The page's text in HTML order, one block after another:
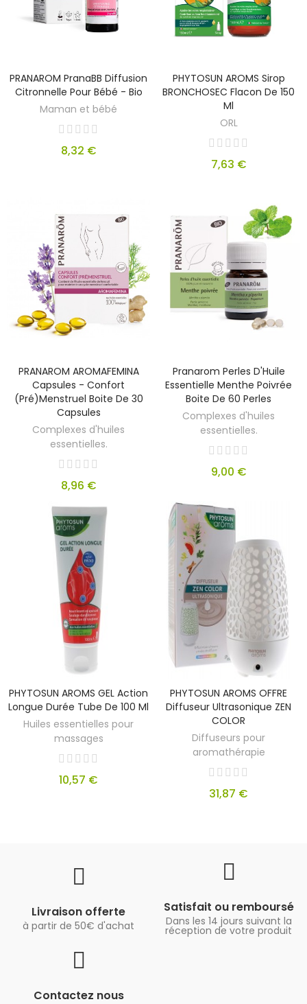
PRANAROM PranaBB Diffusion
Citronnelle Pour Bébé - Bio
Maman et bébé
8,32 €
PHYTOSUN AROMS Sirop
BRONCHOSEC Flacon De 150
Ml
ORL
7,63 €
PRANAROM AROMAFEMINA
Capsules - Confort
(Pré)menstruel Boite De 30
Capsules
Complexes d'huiles
essentielles.
8,96 €
Pranarom Perles D'Huile
Essentielle Menthe Poivrée
Boite De 60 Perles
Complexes d'huiles
essentielles.
9,00 €
PHYTOSUN AROMS GEL Action
Longue Durée Tube De 100 Ml
Huiles essentielles pour
massages
10,57 €
PHYTOSUN AROMS OFFRE
Diffuseur Ultrasonique ZEN
COLOR
Diffuseurs pour
aromathérapie
31,87 €
Livraison offerte
à partir de 50€ d'achat
Satisfait ou remboursé
Dans les 14 jours suivant la
réception de votre produit
Contactez nous